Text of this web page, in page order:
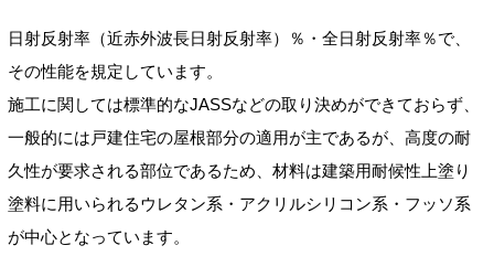
日射反射率（近赤外波長日射反射率）％・全日射反射率％で、
その性能を規定しています。
施工に関しては標準的なJASSなどの取り決めができておらず、
一般的には戸建住宅の屋根部分の適用が主であるが、高度の耐
久性が要求される部位であるため、材料は建築用耐候性上塗り
塗料に用いられるウレタン系・アクリルシリコン系・フッソ系
が中心となっています。